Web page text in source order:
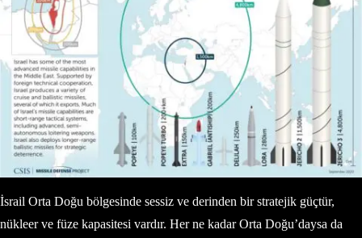
İsrail Orta Doğu bölgesinde sessiz ve derinden bir stratejik güçtür,
nükleer ve füze kapasitesi vardır. Her ne kadar Orta Doğu’daysa da